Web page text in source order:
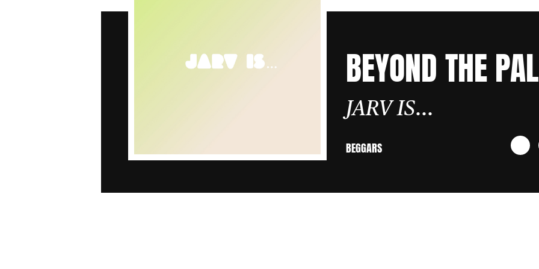
BEYOND THE
JARV IS...
BEGGARS